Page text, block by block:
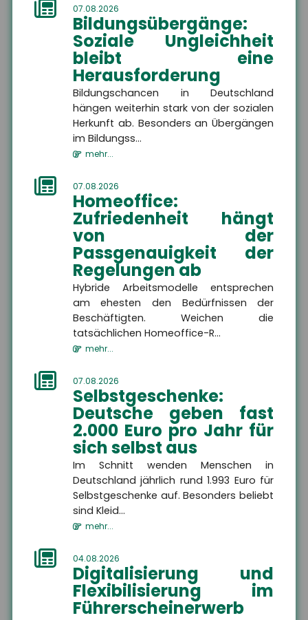
07.08.2026
Bildungsübergänge:
Soziale Ungleichheit
bleibt eine
Herausforderung
Bildungschancen in Deutschland
hängen weiterhin stark von der sozialen
Herkunft ab. Besonders an Übergängen
im Bildungss...
mehr...
07.08.2026
Homeoffice:
Zufriedenheit hängt
von der
Passgenauigkeit der
Regelungen ab
Hybride Arbeitsmodelle entsprechen
am ehesten den Bedürfnissen der
Beschäftigten. Weichen die
tatsächlichen Homeoffice-R...
mehr...
07.08.2026
Selbstgeschenke:
Deutsche geben fast
2.000 Euro pro Jahr für
sich selbst aus
Im Schnitt wenden Menschen in
Deutschland jährlich rund 1.993 Euro für
Selbstgeschenke auf. Besonders beliebt
sind Kleid...
mehr...
04.08.2026
Digitalisierung und
Flexibilisierung im
Führerscheinerwerb
Ausbildung: Großbetriebe
gewinnen an Attraktivität –
Kleinstbetriebe verlieren
Auszubildende
Der Anteil der Auszubildenden
in Großbetrieben steigt,
während Kleinstbetriebe
immer weniger Nachwuchs
gewinnen. Das ers...
Themen
Zielgruppe
Freiberufler
Freiberufler
Als Freiberufler gibt es
viele Maßnahmen, die Sie
zum Schutze Ihrer Person,
Ihres Unternehmens und
Ihrer Mitarbeiter treffen
sollten.
Betriebshaftpflichtversicherung
Betriebshaftpflichtversicherung
Eine Betriebshaftpflicht